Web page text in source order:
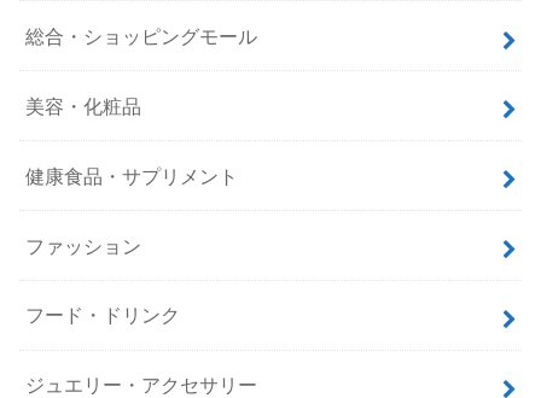
総合・ショッピングモール
美容・化粧品
健康食品・サプリメント
ファッション
フード・ドリンク
ジュエリー・アクセサリー